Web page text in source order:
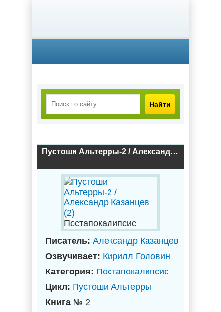
Найти
Пустоши Альтерры-2 / Александр Казанцев (2)
Постапокалипсис
Писатель: Александр Казанцев
Озвучивает: Кирилл Головин
Категория: Постапокалипсис
Цикл: Пустоши Альтерры
Книга № 2